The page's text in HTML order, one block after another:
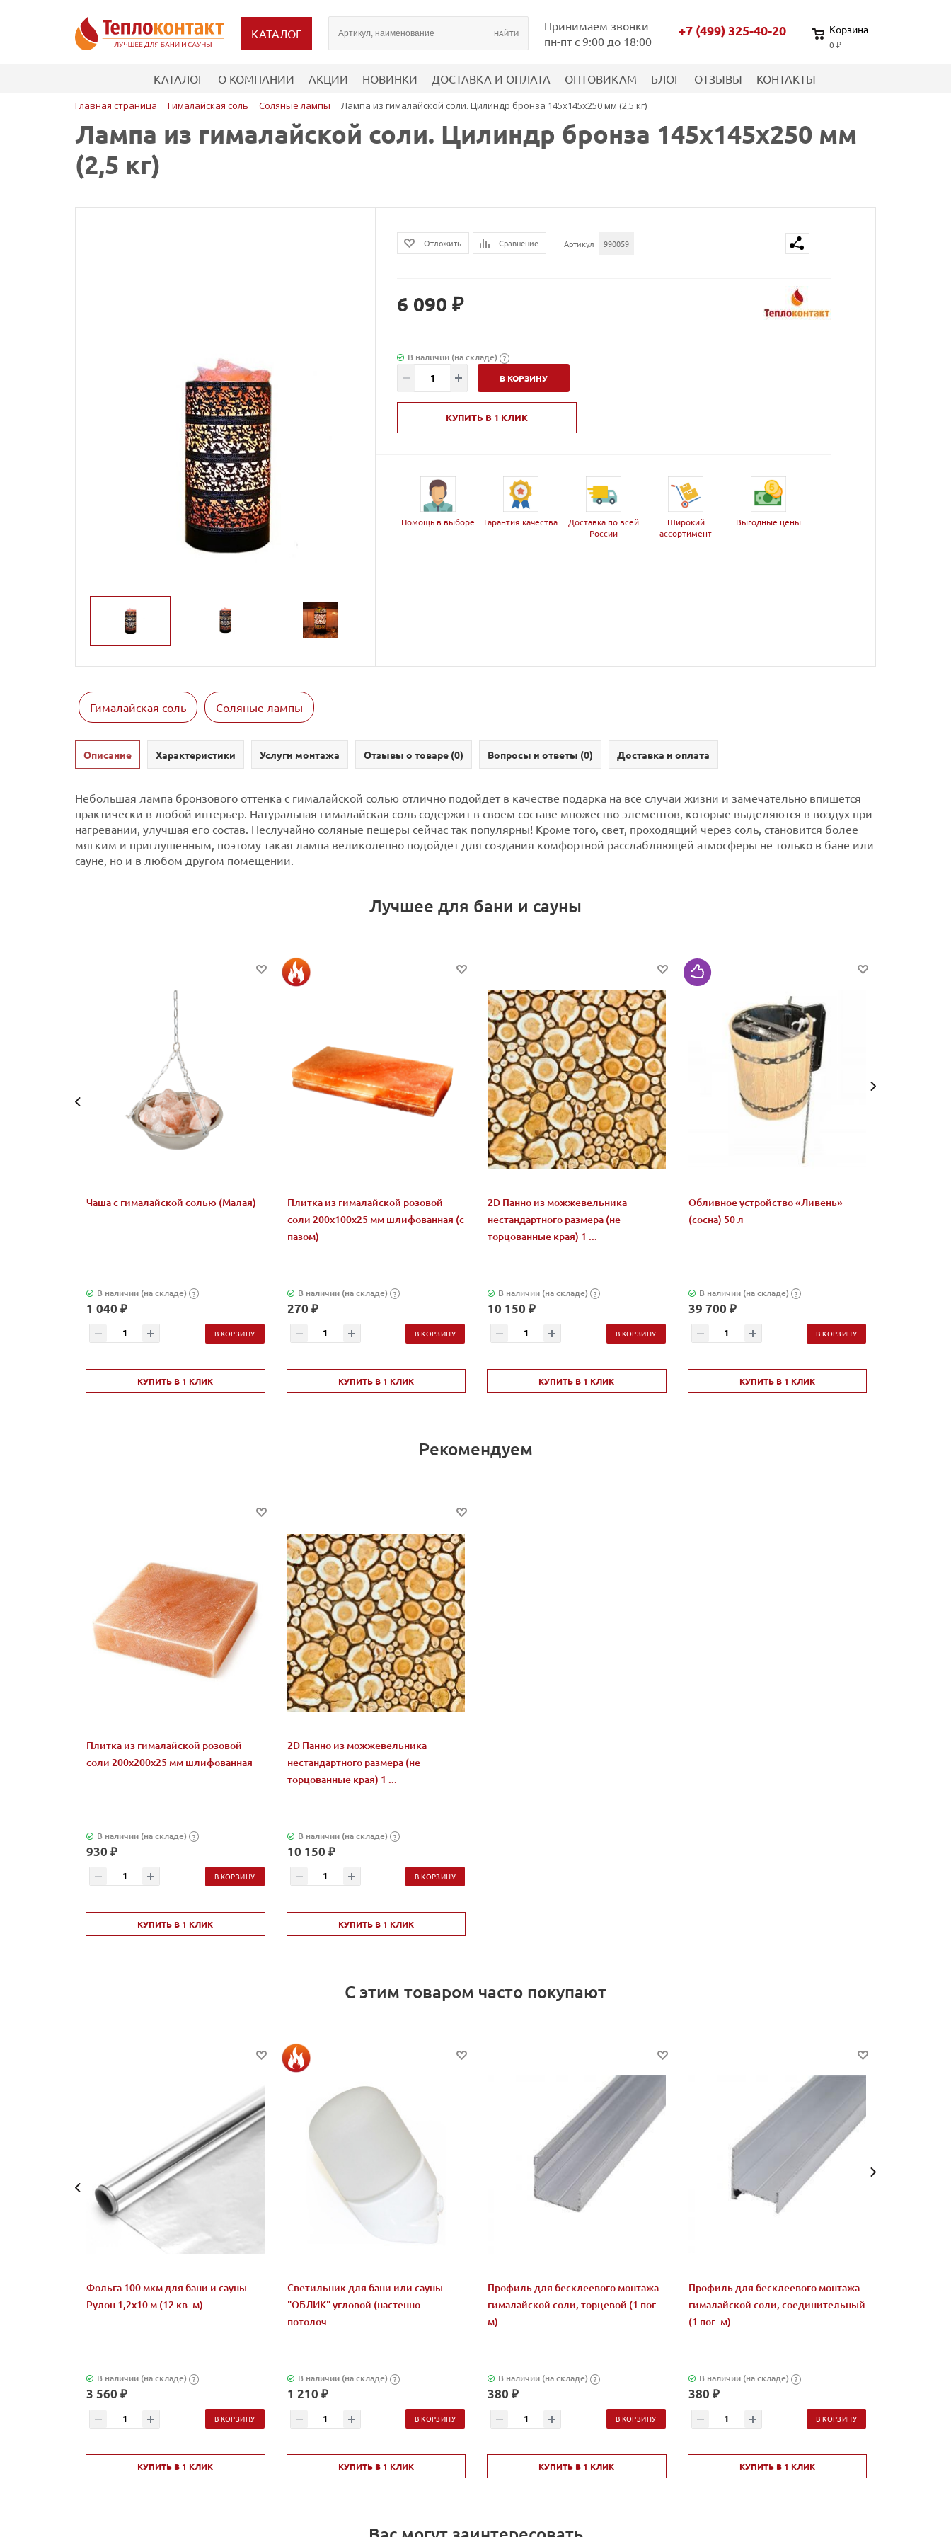
КАТАЛОГ
Принимаем звонки
пн-пт с 9:00 до 18:00
+7 (499) 325-40-20 Корзина
0 ₽
КАТАЛОГ О КОМПАНИИ АКЦИИ НОВИНКИ ДОСТАВКА И ОПЛАТА ОПТОВИКАМ БЛОГ ОТЗЫВЫ КОНТАКТЫ
Главная страница Гималайская соль Соляные лампы Лампа из гималайской соли. Цилиндр бронза 145х145х250 мм (2,5 кг)
Лампа из гималайской соли. Цилиндр бронза 145х145х250 мм
(2,5 кг)
Отложить Сравнение Артикул 990059
6 090 ₽
В наличии (на складе) ?
В КОРЗИНУ
КУПИТЬ В 1 КЛИК
Помощь в выборе Гарантия качества
Доставка по всей
России
Широкий
ассортимент
Выгодные цены
Гималайская соль Соляные лампы
Описание Характеристики Услуги монтажа Отзывы о товаре (0) Вопросы и ответы (0) Доставка и оплата
Небольшая лампа бронзового оттенка с гималайской солью отлично подойдет в качестве подарка на все случаи жизни и замечательно впишется
практически в любой интерьер. Натуральная гималайская соль содержит в своем составе множество элементов, которые выделяются в воздух при
нагревании, улучшая его состав. Неслучайно соляные пещеры сейчас так популярны! Кроме того, свет, проходящий через соль, становится более
мягким и приглушенным, поэтому такая лампа великолепно подойдет для создания комфортной расслабляющей атмосферы не только в бане или
сауне, но и в любом другом помещении.
Лучшее для бани и сауны
Чаша с гималайской солью (Малая)
В наличии (на складе) ?
1 040 ₽
В КОРЗИНУ
КУПИТЬ В 1 КЛИК
Плитка из гималайской розовой
соли 200x100x25 мм шлифованная (с
пазом)
В наличии (на складе) ?
270 ₽
В КОРЗИНУ
КУПИТЬ В 1 КЛИК
2D Панно из можжевельника
нестандартного размера (не
торцованные края) 1 ...
В наличии (на складе) ?
10 150 ₽
В КОРЗИНУ
КУПИТЬ В 1 КЛИК
Обливное устройство «Ливень»
(сосна) 50 л
В наличии (на складе) ?
39 700 ₽
В КОРЗИНУ
КУПИТЬ В 1 КЛИК
Рекомендуем
Плитка из гималайской розовой
соли 200x200x25 мм шлифованная
В наличии (на складе) ?
930 ₽
В КОРЗИНУ
КУПИТЬ В 1 КЛИК
2D Панно из можжевельника
нестандартного размера (не
торцованные края) 1 ...
В наличии (на складе) ?
10 150 ₽
В КОРЗИНУ
КУПИТЬ В 1 КЛИК
С этим товаром часто покупают
Фольга 100 мкм для бани и сауны.
Рулон 1,2х10 м (12 кв. м)
В наличии (на складе) ?
3 560 ₽
В КОРЗИНУ
КУПИТЬ В 1 КЛИК
Светильник для бани или сауны
"ОБЛИК" угловой (настенно-
потолоч...
В наличии (на складе) ?
1 210 ₽
В КОРЗИНУ
КУПИТЬ В 1 КЛИК
Профиль для бесклеевого монтажа
гималайской соли, торцевой (1 пог.
м)
В наличии (на складе) ?
380 ₽
В КОРЗИНУ
КУПИТЬ В 1 КЛИК
Профиль для бесклеевого монтажа
гималайской соли, соединительный
(1 пог. м)
В наличии (на складе) ?
380 ₽
В КОРЗИНУ
КУПИТЬ В 1 КЛИК